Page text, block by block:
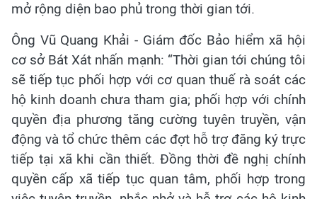
mở rộng diện bao phủ trong thời gian tới.
Ông Vũ Quang Khải - Giám đốc Bảo hiểm xã hội
cơ sở Bát Xát nhấn mạnh: “Thời gian tới chúng tôi
sẽ tiếp tục phối hợp với cơ quan thuế rà soát các
hộ kinh doanh chưa tham gia; phối hợp với chính
quyền địa phương tăng cường tuyên truyền, vận
động và tổ chức thêm các đợt hỗ trợ đăng ký trực
tiếp tại xã khi cần thiết. Đồng thời đề nghị chính
quyền cấp xã tiếp tục quan tâm, phối hợp trong